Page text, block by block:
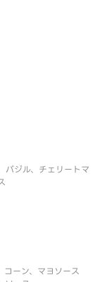
バジル、チェリートマ
コーン、マヨソース